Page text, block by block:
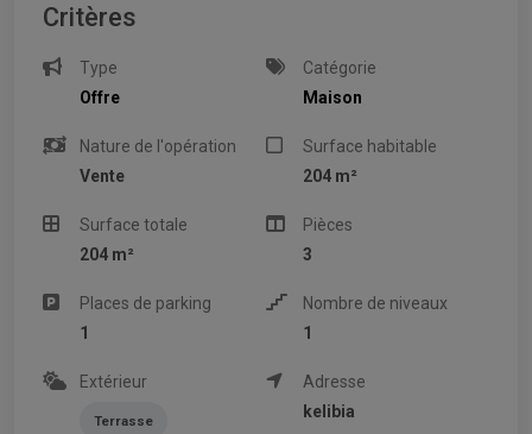
Critères
Type
Offre
Catégorie
Maison
Nature de l'opération
Vente
Surface habitable
204 m²
Surface totale
204 m²
Pièces
3
Places de parking
1
Nombre de niveaux
1
Extérieur
Terrasse
Adresse
kelibia